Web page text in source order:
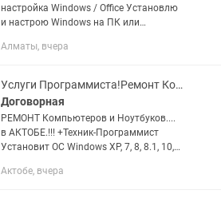
настройка Windows / Office Установлю
и настрою Windows на ПК или
Переустановка Windows Установка
Алматы, вчера
Услуги Программиста!Ремонт Компьютеров и Ноутбуков в АКТОБЕ!!!
Договорная
РЕМОНТ Компьютеров и Ноутбуков....
в АКТОБЕ.!!! +Техник-Программист
Установит ОС Windows XP, 7, 8, 8.1, 10,
защита + кодеки, аудио-видео
Актобе, вчера